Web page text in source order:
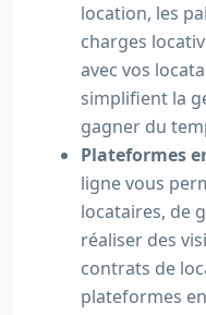
location, les
charges
avec vos
simplifient la
gagner du
Plateformes
ligne vous
locataires, de
réaliser des
contrats de
plateformes